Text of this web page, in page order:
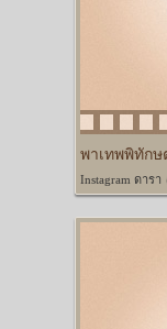
พาเทพพิทัก
Instagram ดารา